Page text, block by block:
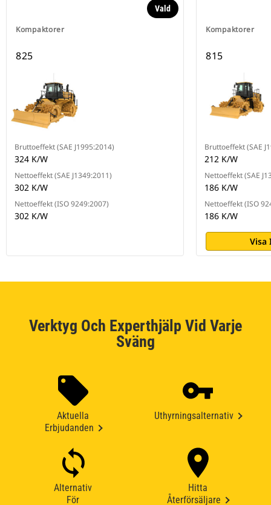
Kompaktorer
Vald
825
Bruttoeffekt (SAE J1995:2014)
324 K/W
Nettoeffekt (SAE J1349:2011)
302 K/W
Nettoeffekt (ISO 9249:2007)
302 K/W
Kompaktorer
815
Bruttoeffekt (SAE
212 K/W
Nettoeffekt (SAE
186 K/W
Nettoeffekt (ISO
186 K/W
Visa
Verktyg Och Experthjälp Vid Varje
Sväng
Aktuella
Erbjudanden
Uthyrningsalternativ
Alternativ
För
Hitta
Återförsäljare